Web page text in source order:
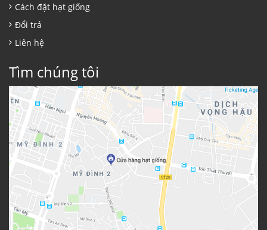
Cách đặt hạt giống
Đổi trả
Liên hệ
Tìm chúng tôi